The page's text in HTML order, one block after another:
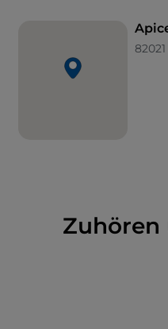
Zuhören